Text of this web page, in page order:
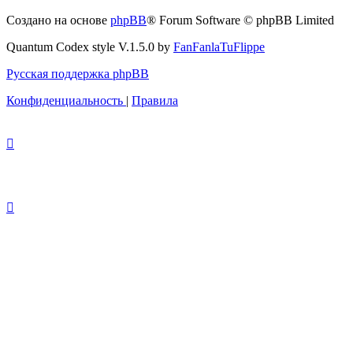
Создано на основе phpBB® Forum Software © phpBB Limited
Quantum Codex style V.1.5.0 by FanFanlaTuFlippe
Русская поддержка phpBB
Конфиденциальность | Правила